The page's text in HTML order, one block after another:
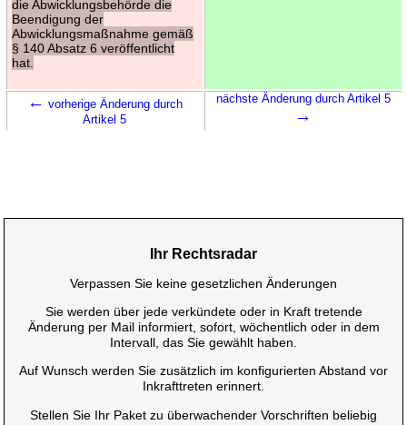
die Abwicklungsbehörde die
Beendigung der
Abwicklungsmaßnahme gemäß
§ 140 Absatz 6 veröffentlicht
hat.
← vorherige Änderung durch
Artikel 5
nächste Änderung durch Artikel 5
→
Ihr Rechtsradar
Verpassen Sie keine gesetzlichen Änderungen
Sie werden über jede verkündete oder in Kraft tretende
Änderung per Mail informiert, sofort, wöchentlich oder in dem
Intervall, das Sie gewählt haben.
Auf Wunsch werden Sie zusätzlich im konfigurierten Abstand vor
Inkrafttreten erinnert.
Stellen Sie Ihr Paket zu überwachender Vorschriften beliebig